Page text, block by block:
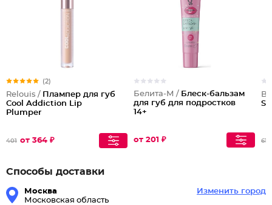
(2)
Relouis / Плампер для губ
Cool Addiction Lip
Plumper
401 от 364 ₽
Белита-М / Блеск-бальзам
для губ для подростков
14+
от 201 ₽ 612
Способы доставки
Москва
Московская область
Изменить город